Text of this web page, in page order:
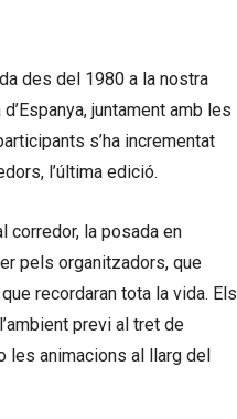
des del 1980 a la nostra
juntament amb les
s’ha incrementat
l’última edició.
corredor, la posada en
pels organitzadors, que
recordaran tota la vida. Els
previ al tret de
les animacions al llarg del